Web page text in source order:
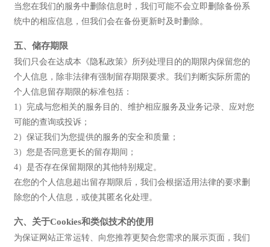
当您在我们的服务中删除信息时，我们可能不会立即删除备份系
统中的相应信息，但我们会在备份更新时及时删除。
五、储存期限
我们只会在达成本《隐私政策》所列处理目的的期限内保留您的
个人信息，除非法律有强制留存期限要求。我们判断实际所需的
个人信息留存期限的标准包括：
1）完成与您相关的服务目的、维护相应服务及业务记录、应对您
可能的查询或投诉；
2）保证我们为您提供的服务的安全和质量；
3）您是否同意更长的留存期间；
4）是否存在保留期限的其他特别规定。
在您的个人信息超出留存期限后，我们会根据适用法律的要求删
除您的个人信息，或使其匿名化处理。
六、关于Cookies和类似技术的使用
为保证网站正常运转、向您推荐更契合您需求的展示页面，我们